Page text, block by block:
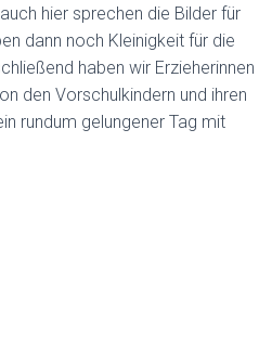
hier sprechen die Bilder für
dann noch Kleinigkeit für die
haben wir Erzieherinnen
den Vorschulkindern und ihren
rundum gelungener Tag mit